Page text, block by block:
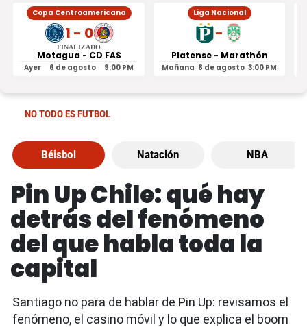
Copa Centroamericana
1 - 0
FINALIZADO
Motagua - CD FAS
Ayer 6 de agosto 9:00 PM
Liga Nacional
-
Platense - Marathón
Mañana 8 de agosto 3:00 PM
NO TODO ES FUTBOL
Béisbol Natación NBA
Pin Up Chile: qué hay
detrás del fenómeno
del que habla toda la
capital
Santiago no para de hablar de Pin Up: revisamos el
fenómeno, el casino móvil y lo que explica el boom